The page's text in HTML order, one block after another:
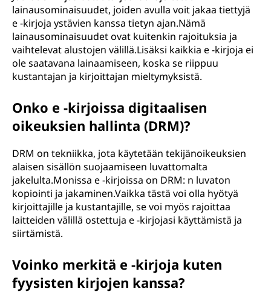
lainausominaisuudet, joiden avulla voit jakaa tiettyjä
e -kirjoja ystävien kanssa tietyn ajan.Nämä
lainausominaisuudet ovat kuitenkin rajoituksia ja
vaihtelevat alustojen välillä.Lisäksi kaikkia e -kirjoja ei
ole saatavana lainaamiseen, koska se riippuu
kustantajan ja kirjoittajan mieltymyksistä.
Onko e -kirjoissa digitaalisen
oikeuksien hallinta (DRM)?
DRM on tekniikka, jota käytetään tekijänoikeuksien
alaisen sisällön suojaamiseen luvattomalta
jakelulta.Monissa e -kirjoissa on DRM: n luvaton
kopiointi ja jakaminen.Vaikka tästä voi olla hyötyä
kirjoittajille ja kustantajille, se voi myös rajoittaa
laitteiden välillä ostettuja e -kirjojasi käyttämistä ja
siirtämistä.
Voinko merkitä e -kirjoja kuten
fyysisten kirjojen kanssa?